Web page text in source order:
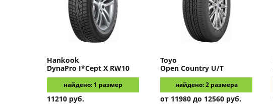
Hankook
DynaPro I*Cept X RW10
найдено: 1 размер
11210 руб.
Toyo
Open Country U/T
найдено: 2 размера
от 11980 до 12560 руб.